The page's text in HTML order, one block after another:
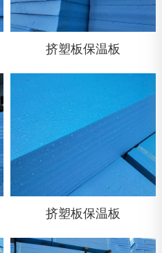
挤塑板保温板
挤塑板保温板